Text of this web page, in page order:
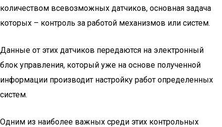
количеством всевозможных датчиков, основная задача
которых – контроль за работой механизмов или систем.
Данные от этих датчиков передаются на электронный
блок управления, который уже на основе полученной
информации производит настройку работ определенных
систем.
Одним из наиболее важных среди этих контрольных